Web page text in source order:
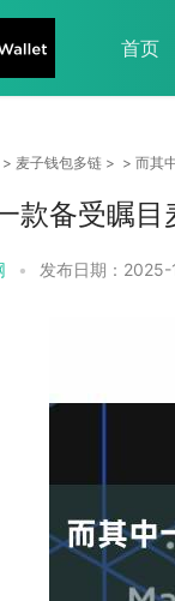
首页
> 麦子钱包多链 > > 而其
款备受瞩
• 发布日期：